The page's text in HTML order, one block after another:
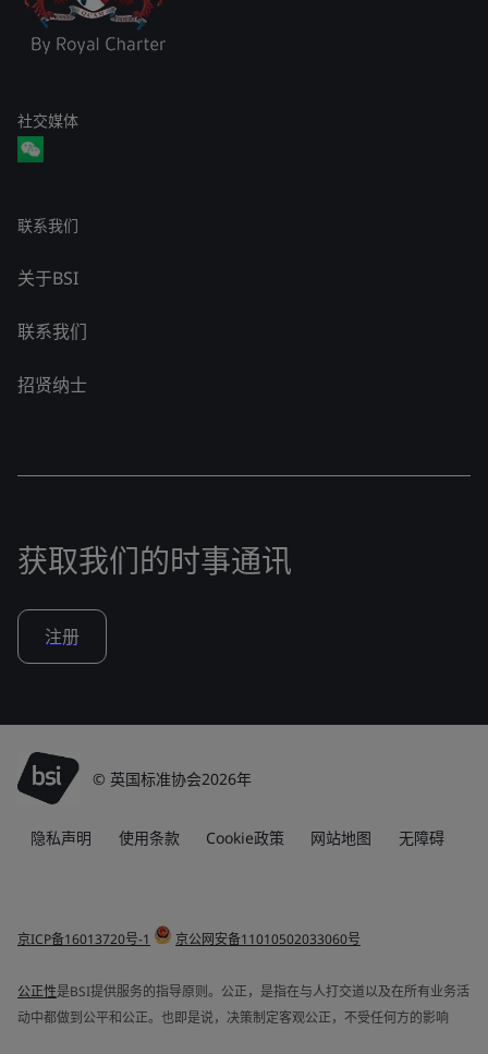
社交媒体
联系我们
关于BSI
联系我们
招贤纳士
获取我们的时事通讯
注册
© 英国标准协会2026年
隐私声明 使用条款 Cookie政策 网站地图 无障碍
京ICP备16013720号-1 京公网安备11010502033060号
公正性是BSI提供服务的指导原则。公正，是指在与人打交道以及在所有业务活
动中都做到公平和公正。也即是说，决策制定客观公正，不受任何方的影响